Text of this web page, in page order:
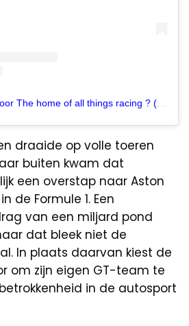
draaide op volle toeren
buiten kwam dat
een overstap naar Aston
de Formule 1. Een
van een miljard pond
dat bleek niet de
In plaats daarvan kiest de
om zijn eigen GT-team te
in de autosport